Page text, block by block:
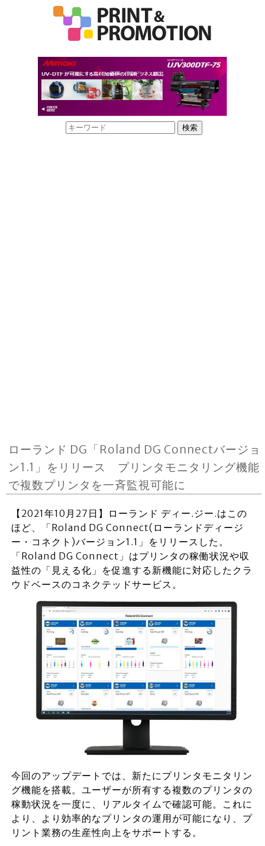
ローランド DG「Roland DG Connectバージョ
ン1.1」をリリース プリンタモニタリング機能
で複数プリンタを一斉監視可能に
【2021年10月27日】ローランド ディー.ジー.はこの
ほど、「Roland DG Connect(ローランドディージ
ー・コネクト)バージョン1.1」をリリースした。
「Roland DG Connect」はプリンタの稼働状況や収
益性の「見える化」を促進する新機能に対応したクラ
ウドベースのコネクテッドサービス。
今回のアップデートでは、新たにプリンタモニタリン
グ機能を搭載。ユーザーが所有する複数のプリンタの
稼動状況を一度に、リアルタイムで確認可能。これに
より、より効率的なプリンタの運用が可能になり、プ
リント業務の生産性向上をサポートする。